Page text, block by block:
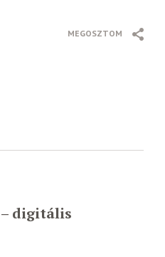
MEGOSZTOM
digitális